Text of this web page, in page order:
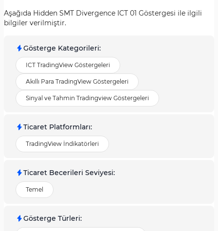
Aşağıda Hidden SMT Divergence ICT 01 Göstergesi ile ilgili
bilgiler verilmiştir.
Gösterge Kategorileri:
ICT TradingView Göstergeleri
Akıllı Para TradingView Göstergeleri
Sinyal ve Tahmin Tradingview Göstergeleri
Ticaret Platformları:
TradingView İndikatörleri
Ticaret Becerileri Seviyesi:
Temel
Gösterge Türleri: